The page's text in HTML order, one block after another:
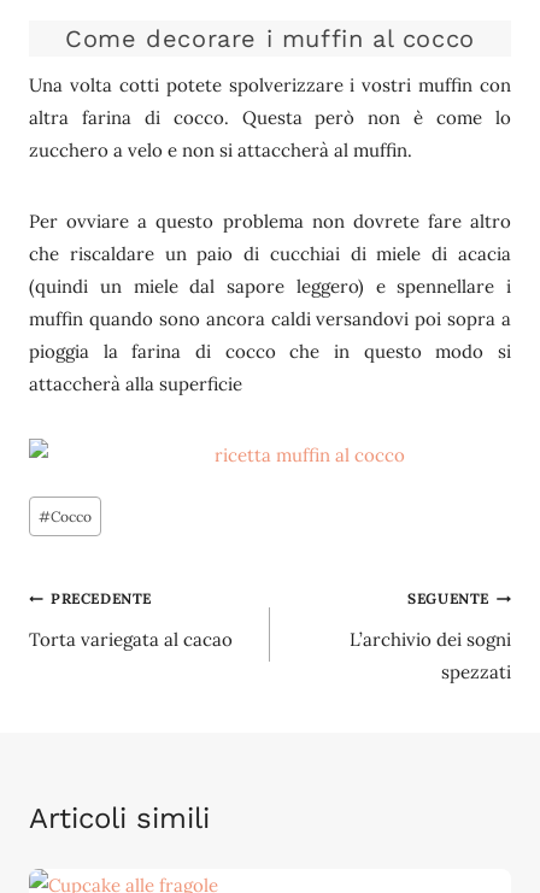
Come decorare i muffin al cocco
Una volta cotti potete spolverizzare i vostri muffin con
altra farina di cocco. Questa però non è come lo
zucchero a velo e non si attaccherà al muffin.
Per ovviare a questo problema non dovrete fare altro
che riscaldare un paio di cucchiai di miele di acacia
(quindi un miele dal sapore leggero) e spennellare i
muffin quando sono ancora caldi versandovi poi sopra a
pioggia la farina di cocco che in questo modo si
attaccherà alla superficie
Tag
articolo:
#Cocco
Navigazione
articoli
PRECEDENTE
Torta variegata al cacao
SEGUENTE
L’archivio dei sogni
spezzati
Articoli simili